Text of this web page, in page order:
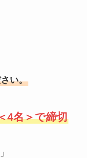
い。
4名＞で締切